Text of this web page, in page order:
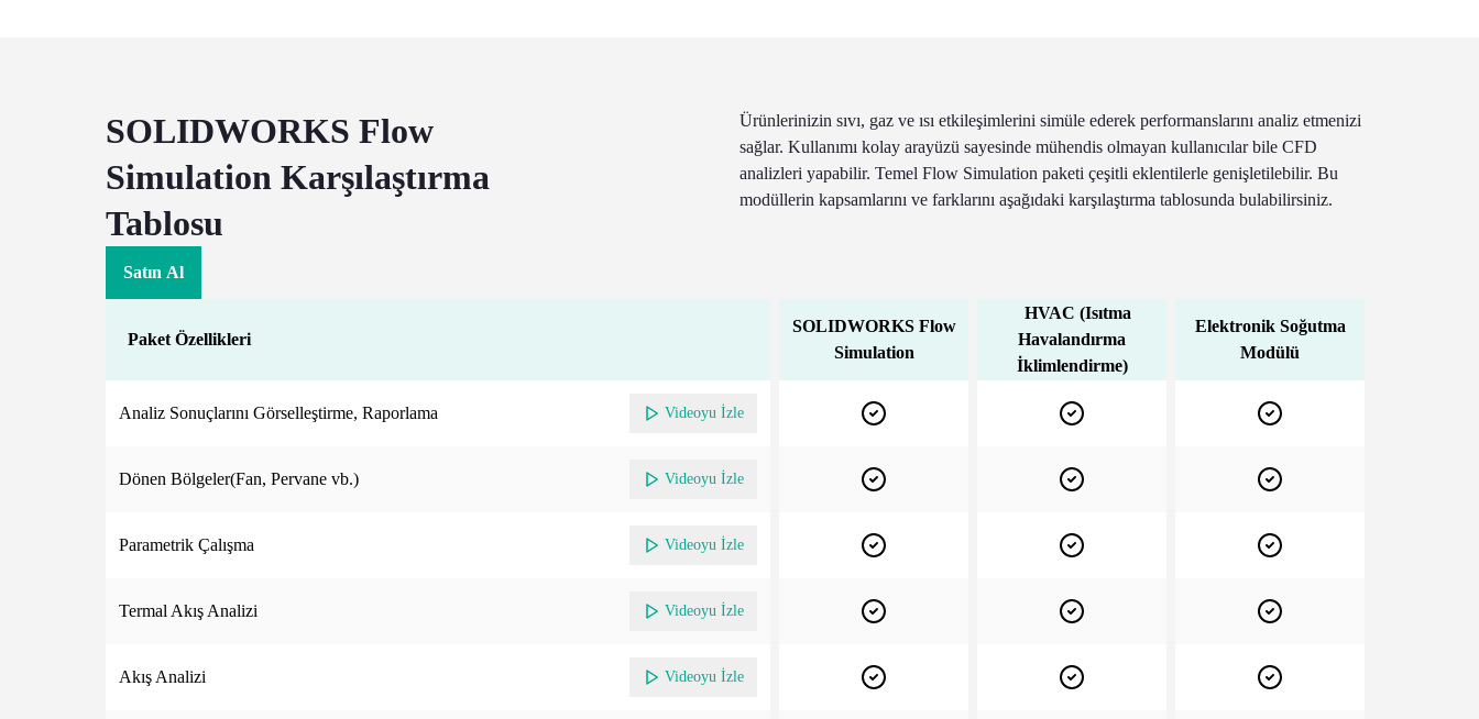
SOLIDWORKS Flow
Simulation Karşılaştırma
Tablosu
Ürünlerinizin sıvı, gaz ve ısı etkileşimlerini simüle ederek performanslarını analiz etmenizi
sağlar. Kullanımı kolay arayüzü sayesinde mühendis olmayan kullanıcılar bile CFD
analizleri yapabilir. Temel Flow Simulation paketi çeşitli eklentilerle genişletilebilir. Bu
modüllerin kapsamlarını ve farklarını aşağıdaki karşılaştırma tablosunda bulabilirsiniz.
Satın Al
Paket Özellikleri
SOLIDWORKS Flow
Simulation
HVAC (Isıtma
Havalandırma
İklimlendirme)
Elektronik Soğutma
Modülü
Analiz Sonuçlarını Görselleştirme, Raporlama Videoyu İzle
Dönen Bölgeler(Fan, Pervane vb.) Videoyu İzle
Parametrik Çalışma Videoyu İzle
Termal Akış Analizi Videoyu İzle
Akış Analizi Videoyu İzle